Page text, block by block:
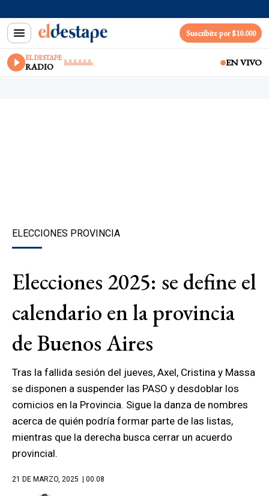
Suscribite por $10.000
EL DESTAPE
RADIO EN VIVO
ELECCIONES PROVINCIA
Elecciones 2025: se define el
calendario en la provincia
de Buenos Aires
Tras la fallida sesión del jueves, Axel, Cristina y Massa
se disponen a suspender las PASO y desdoblar los
comicios en la Provincia. Sigue la danza de nombres
acerca de quién podría formar parte de las listas,
mientras que la derecha busca cerrar un acuerdo
provincial.
21 DE MARZO, 2025 | 00.08